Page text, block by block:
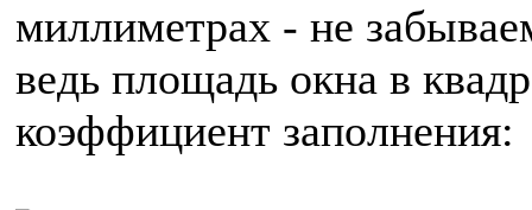
миллиметрах - не
ведь площадь окна в
коэффициент заполнения: